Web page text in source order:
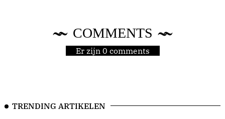
COMMENTS
Er zijn 0 comments
TRENDING ARTIKELEN